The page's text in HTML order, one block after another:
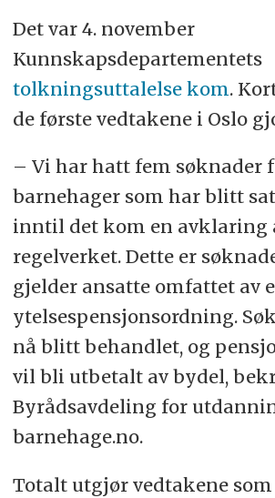
Det var 4. november
Kunnskapsdepartementets
tolkningsuttalelse kom.
de første vedtakene i Oslo
– Vi har hatt fem søknader
barnehager som har blitt
inntil det kom en avklaring
regelverket. Dette er
gjelder ansatte omfattet av
ytelsespensjonsordning.
nå blitt behandlet, og
vil bli utbetalt av bydel,
Byrådsavdeling for
barnehage.no.
Totalt utgjør vedtakene